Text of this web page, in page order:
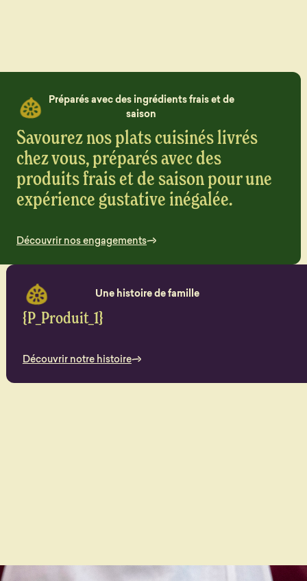
Préparés avec des ingrédients frais et de
saison
Savourez nos plats cuisinés livrés
chez vous, préparés avec des
produits frais et de saison pour une
expérience gustative inégalée.
Découvrir nos engagements
Une histoire de famille
{P_Produit_1}
Découvrir notre histoire